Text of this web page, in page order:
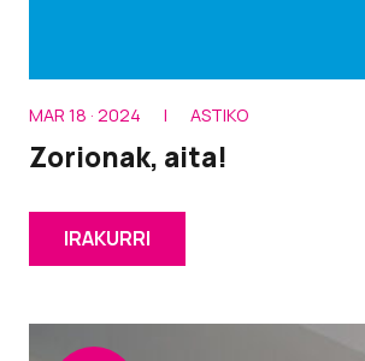
MAR 18 · 2024 | ASTIKO
Zorionak, aita!
IRAKURRI